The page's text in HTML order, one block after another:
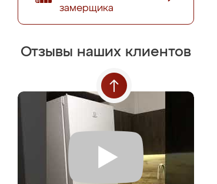
замерщика
Отзывы наших клиентов